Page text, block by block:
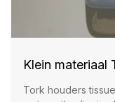
Klein materiaal
Tork houders